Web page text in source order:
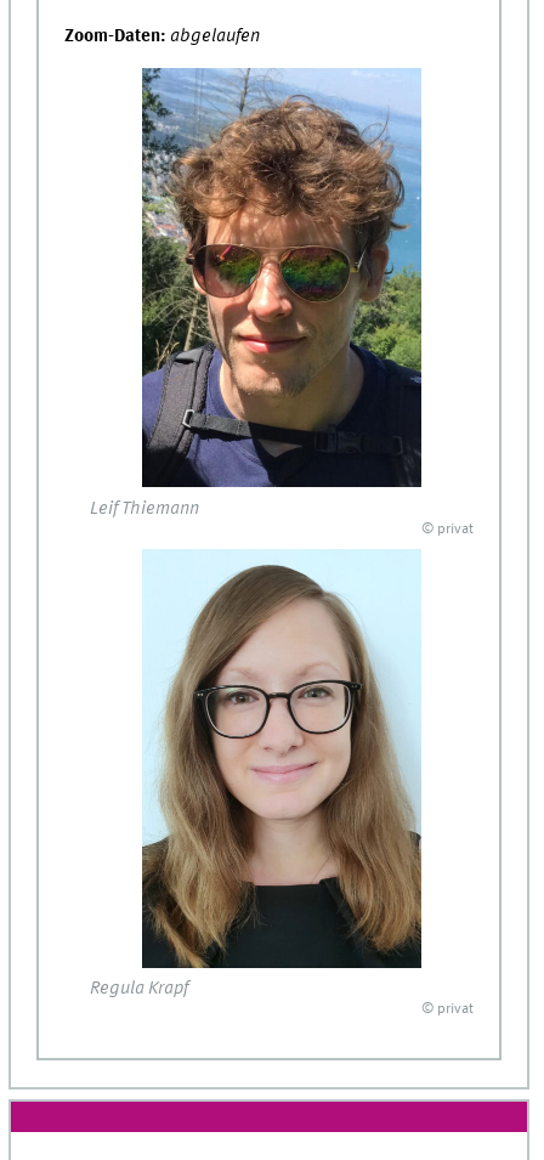
Zoom-Daten: abgelaufen
Leif Thiemann
© privat
Regula Krapf
© privat